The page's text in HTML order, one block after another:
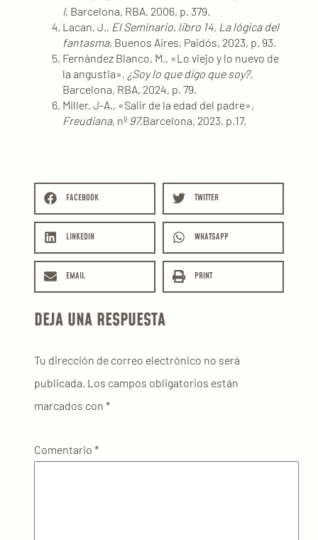
I, Barcelona, RBA, 2006, p. 379.
Lacan, J., El Seminario, libro 14, La lógica del
fantasma, Buenos Aires, Paidós, 2023, p. 93.
Fernández Blanco, M., «Lo viejo y lo nuevo de
la angustia», ¿Soy lo que digo que soy?,
Barcelona, RBA, 2024, p. 79.
Miller, J-A., «Salir de la edad del padre»,
Freudiana, nº 97,Barcelona, 2023, p.17.
FACEBOOK TWITTER
LINKEDIN WHATSAPP
EMAIL PRINT
DEJA UNA RESPUESTA
Tu dirección de correo electrónico no será
publicada. Los campos obligatorios están
marcados con *
Comentario *